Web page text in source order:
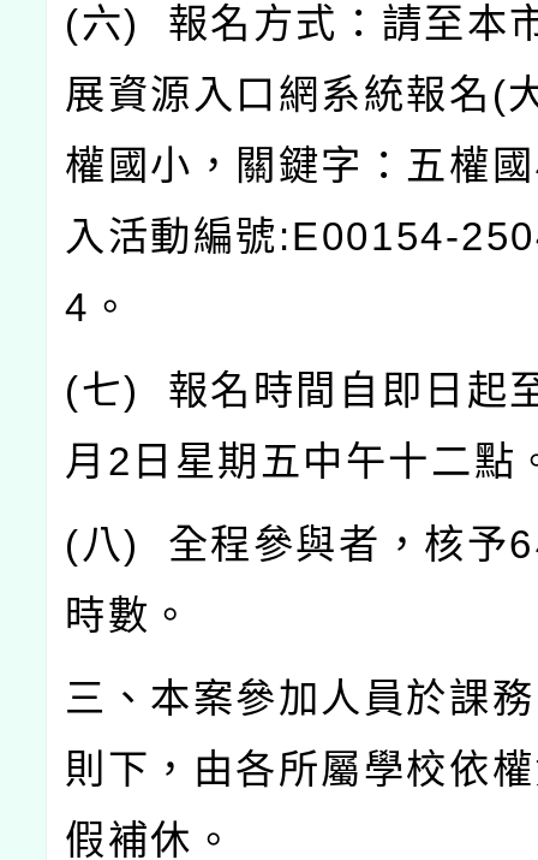
(六) 報名方式：請至本
展資源入口網系統報名 (
權國小，關鍵字：五權
入活動編號:E00154-
4 。
(七) 報名時間自即日起
月 2 日星期五中午十二點
(八) 全程參與者，核予6
時數。
三、本案參加人員於課
則下，由各所屬學校依
假補休。